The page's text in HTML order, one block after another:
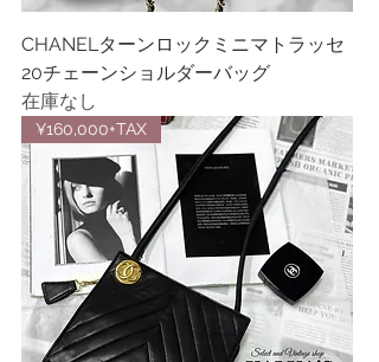
CHANELターンロックミニマトラッセ
20チェーンショルダーバッグ
在庫なし
¥160,000+TAX